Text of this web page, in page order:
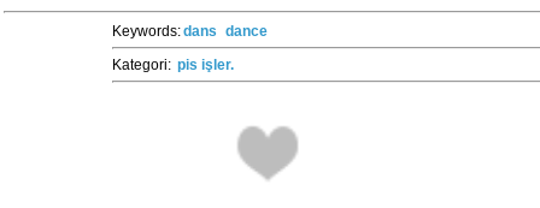
Keywords:dans dance
Kategori: pis işler.